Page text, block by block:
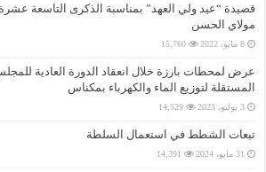
قصيدة “عيد ولي العهد” بمناسبة الذكرى التاسعة عشرة
مولاي الحسن
8 مايو، 2022 15,760
عرض لمحطات بارزة خلال انعقاد الدورة العادية
المستقلة لتوزيع الماء والكهرباء بمكناس
3 يوليو، 2023 14,529
تبعات الشطط في استعمال السلطة
31 مايو، 2024 14,391